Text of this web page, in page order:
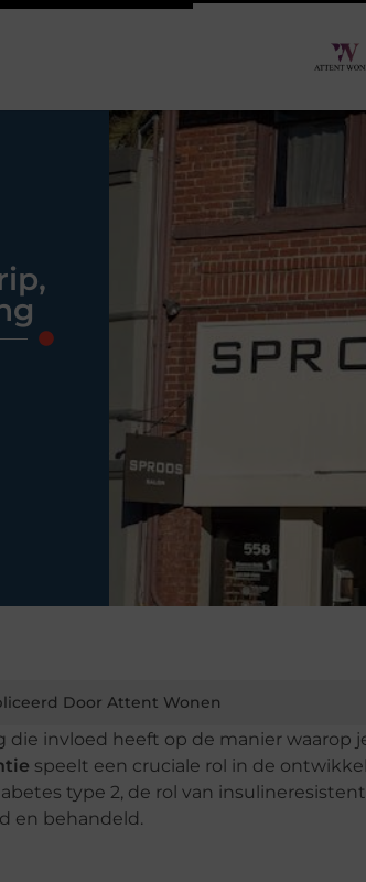
Door Attent Wonen
die invloed heeft op de manier waarop
speelt een cruciale rol in de
type 2, de rol van
en behandeld.